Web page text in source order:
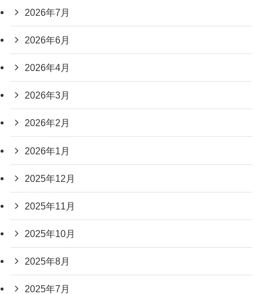
2026年7月
2026年6月
2026年4月
2026年3月
2026年2月
2026年1月
2025年12月
2025年11月
2025年10月
2025年8月
2025年7月